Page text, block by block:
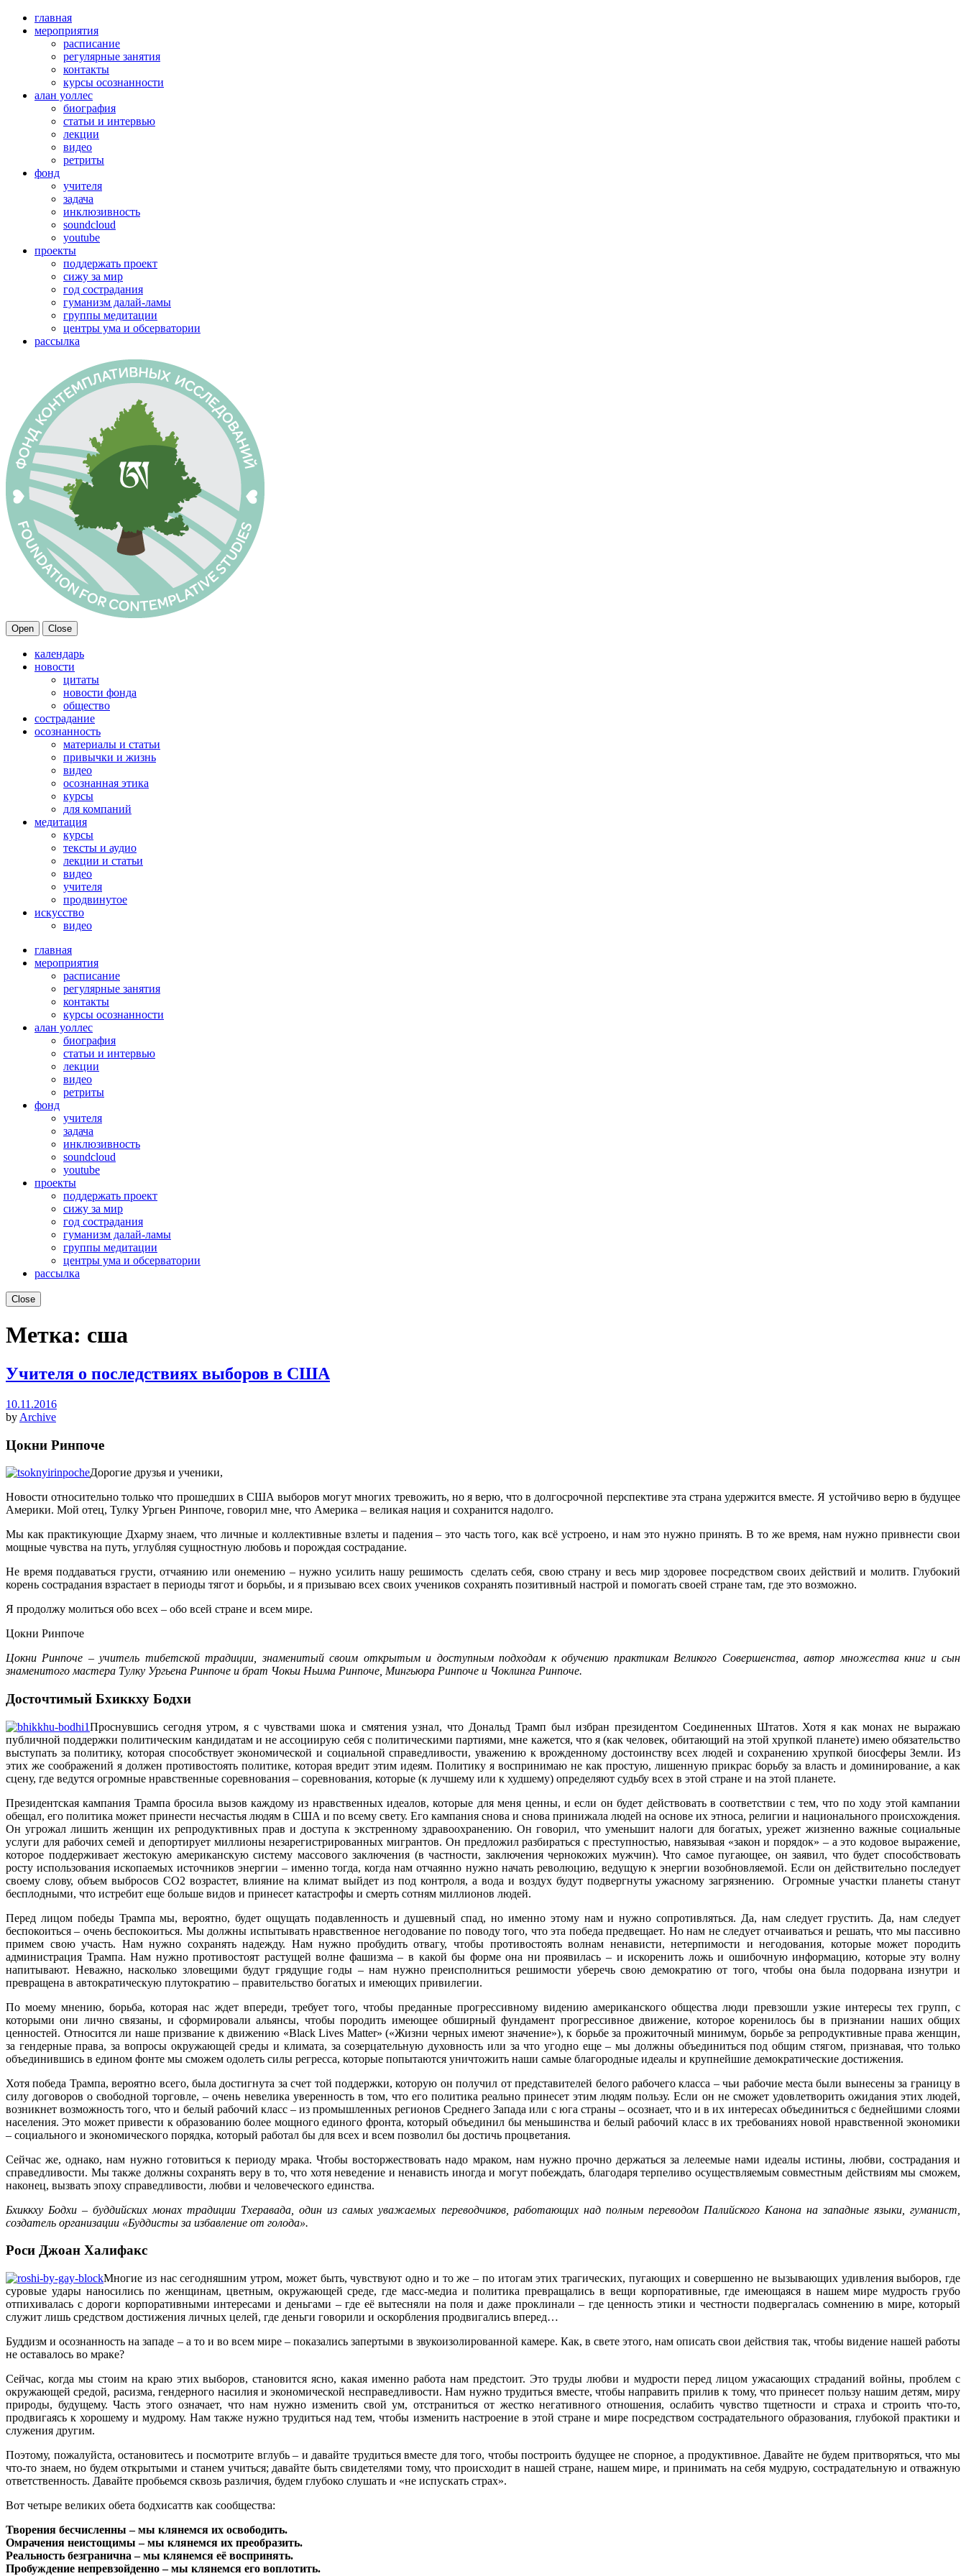
главная
мероприятия
расписание
регулярные занятия
контакты
курсы осознанности
алан уоллес
биография
статьи и интервью
лекции
видео
ретриты
фонд
учителя
задача
инклюзивность
soundcloud
youtube
проекты
поддержать проект
сижу за мир
год сострадания
гуманизм далай-ламы
группы медитации
центры ума и обсерватории
рассылка
Open Close
календарь
новости
цитаты
новости фонда
общество
сострадание
осознанность
материалы и статьи
привычки и жизнь
видео
осознанная этика
курсы
для компаний
медитация
курсы
тексты и аудио
лекции и статьи
видео
учителя
продвинутое
искусство
видео
главная
мероприятия
расписание
регулярные занятия
контакты
курсы осознанности
алан уоллес
биография
статьи и интервью
лекции
видео
ретриты
фонд
учителя
задача
инклюзивность
soundcloud
youtube
проекты
поддержать проект
сижу за мир
год сострадания
гуманизм далай-ламы
группы медитации
центры ума и обсерватории
рассылка
Close
Метка: сша
Учителя о последствиях выборов в США
10.11.2016
by Archive
Цокни Ринпоче
Дорогие друзья и ученики,
Новости относительно только что прошедших в США выборов могут многих тревожить, но я верю, что в долгосрочной перспективе эта страна удержится вместе. Я устойчиво верю в будущее
Америки. Мой отец, Тулку Ургьен Ринпоче, говорил мне, что Америка – великая нация и сохранится надолго.
Мы как практикующие Дхарму знаем, что личные и коллективные взлеты и падения – это часть того, как всё устроено, и нам это нужно принять. В то же время, нам нужно привнести свои
мощные чувства на путь, углубляя сущностную любовь и порождая сострадание.
Не время поддаваться грусти, отчаянию или онемению – нужно усилить нашу решимость сделать себя, свою страну и весь мир здоровее посредством своих действий и молитв. Глубокий
корень сострадания взрастает в периоды тягот и борьбы, и я призываю всех своих учеников сохранять позитивный настрой и помогать своей стране там, где это возможно.
Я продолжу молиться обо всех – обо всей стране и всем мире.
Цокни Ринпоче
Цокни Ринпоче – учитель тибетской традиции, знаменитый своим открытым и доступным подходам к обучению практикам Великого Совершенства, автор множества книг и сын
знаменитого мастера Тулку Ургьена Ринпоче и брат Чокьи Ньима Ринпоче, Мингьюра Ринпоче и Чоклинга Ринпоче.
Досточтимый Бхиккху Бодхи
Проснувшись сегодня утром, я c чувствами шока и смятения узнал, что Дональд Трамп был избран президентом Соединенных Штатов. Хотя я как монах не выражаю
публичной поддержки политическим кандидатам и не ассоциирую себя с политическими партиями, мне кажется, что я (как человек, обитающий на этой хрупкой планете) имею обязательство
выступать за политику, которая способствует экономической и социальной справедливости, уважению к врожденному достоинству всех людей и сохранению хрупкой биосферы Земли. Из
этих же соображений я должен противостоять политике, которая вредит этим идеям. Политику я воспринимаю не как простую, лишенную прикрас борьбу за власть и доминирование, а как
сцену, где ведутся огромные нравственные соревнования – соревнования, которые (к лучшему или к худшему) определяют судьбу всех в этой стране и на этой планете.
Президентская кампания Трампа бросила вызов каждому из нравственных идеалов, которые для меня ценны, и если он будет действовать в соответствии с тем, что по ходу этой кампании
обещал, его политика может принести несчастья людям в США и по всему свету. Его кампания снова и снова принижала людей на основе их этноса, религии и национального происхождения.
Он угрожал лишить женщин их репродуктивных прав и доступа к экстренному здравоохранению. Он говорил, что уменьшит налоги для богатых, урежет жизненно важные социальные
услуги для рабочих семей и депортирует миллионы незарегистрированных мигрантов. Он предложил разбираться с преступностью, навязывая «закон и порядок» – а это кодовое выражение,
которое поддерживает жестокую американскую систему массового заключения (в частности, заключения чернокожих мужчин). Что самое пугающее, он заявил, что будет способствовать
росту использования ископаемых источников энергии – именно тогда, когда нам отчаянно нужно начать революцию, ведущую к энергии возобновляемой. Если он действительно последует
своему слову, объем выбросов CO2 возрастет, влияние на климат выйдет из под контроля, а вода и воздух будут подвергнуты ужасному загрязнению. Огромные участки планеты станут
бесплодными, что истребит еще больше видов и принесет катастрофы и смерть сотням миллионов людей.
Перед лицом победы Трампа мы, вероятно, будет ощущать подавленность и душевный спад, но именно этому нам и нужно сопротивляться. Да, нам следует грустить. Да, нам следует
беспокоиться – очень беспокоиться. Мы должны испытывать нравственное негодование по поводу того, что эта победа предвещает. Но нам не следует отчаиваться и решать, что мы пассивно
примем свою участь. Нам нужно сохранять надежду. Нам нужно пробудить отвагу, чтобы противостоять волнам ненависти, нетерпимости и негодования, которые может породить
администрация Трампа. Нам нужно противостоят растущей волне фашизма – в какой бы форме она ни проявилась – и искоренить ложь и ошибочную информацию, которые эту волну
напитывают. Неважно, насколько зловещими будут грядущие годы – нам нужно преисполниться решимости уберечь свою демократию от того, чтобы она была подорвана изнутри и
превращена в автократическую плутократию – правительство богатых и имеющих привилегии.
По моему мнению, борьба, которая нас ждет впереди, требует того, чтобы преданные прогрессивному видению американского общества люди превзошли узкие интересы тех групп, с
которыми они лично связаны, и сформировали альянсы, чтобы породить имеющее обширный фундамент прогрессивное движение, которое коренилось бы в признании наших общих
ценностей. Относится ли наше призвание к движению «Black Lives Matter» («Жизни черных имеют значение»), к борьбе за прожиточный минимум, борьбе за репродуктивные права женщин,
за гендерные права, за вопросы окружающей среды и климата, за созерцательную духовность или за что угодно еще – мы должны объединиться под общим стягом, признавая, что только
объединившись в едином фонте мы сможем одолеть силы регресса, которые попытаются уничтожить наши самые благородные идеалы и крупнейшие демократические достижения.
Хотя победа Трампа, вероятно всего, была достигнута за счет той поддержки, которую он получил от представителей белого рабочего класса – чьи рабочие места были вынесены за границу в
силу договоров о свободной торговле, – очень невелика уверенность в том, что его политика реально принесет этим людям пользу. Если он не сможет удовлетворить ожидания этих людей,
возникнет возможность того, что и белый рабочий класс – из промышленных регионов Среднего Запада или с юга страны – осознает, что и в их интересах объединиться с беднейшими слоями
населения. Это может привести к образованию более мощного единого фронта, который объединил бы меньшинства и белый рабочий класс в их требованиях новой нравственной экономики
– социального и экономического порядка, который работал бы для всех и всем позволил бы достичь процветания.
Сейчас же, однако, нам нужно готовиться к периоду мрака. Чтобы восторжествовать надо мраком, нам нужно прочно держаться за лелеемые нами идеалы истины, любви, сострадания и
справедливости. Мы также должны сохранять веру в то, что хотя неведение и ненависть иногда и могут побеждать, благодаря терпеливо осуществляемым совместным действиям мы сможем,
наконец, вызвать эпоху справедливости, любви и человеческого единства.
Бхиккху Бодхи – буддийских монах традиции Тхеравада, один из самых уважаемых переводчиков, работающих над полным переводом Палийского Канона на западные языки, гуманист,
создатель организации «Буддисты за избавление от голода».
Роси Джоан Халифакс
Многие из нас сегодняшним утром, может быть, чувствуют одно и то же – по итогам этих трагических, пугающих и совершенно не вызывающих удивления выборов, где
суровые удары наносились по женщинам, цветным, окружающей среде, где масс-медиа и политика превращались в вещи корпоративные, где имеющаяся в нашем мире мудрость грубо
отпихивалась с дороги корпоративными интересами и деньгами – где её вытесняли на поля и даже проклинали – где ценность этики и честности подвергалась сомнению в мире, который
служит лишь средством достижения личных целей, где деньги говорили и оскорбления продвигались вперед…
Буддизм и осознанность на западе – а то и во всем мире – показались запертыми в звукоизолированной камере. Как, в свете этого, нам описать свои действия так, чтобы видение нашей работы
не оставалось во мраке?
Сейчас, когда мы стоим на краю этих выборов, становится ясно, какая именно работа нам предстоит. Это труды любви и мудрости перед лицом ужасающих страданий войны, проблем с
окружающей средой, расизма, гендерного насилия и экономической несправедливости. Нам нужно трудиться вместе, чтобы направить прилив к тому, что принесет пользу нашим детям, миру
природы, будущему. Часть этого означает, что нам нужно изменить свой ум, отстраниться от жестко негативного отношения, ослабить чувство тщетности и страха и строить что-то,
продвигаясь к хорошему и мудрому. Нам также нужно трудиться над тем, чтобы изменить настроение в этой стране и мире посредством сострадательного образования, глубокой практики и
служения другим.
Поэтому, пожалуйста, остановитесь и посмотрите вглубь – и давайте трудиться вместе для того, чтобы построить будущее не спорное, а продуктивное. Давайте не будем притворяться, что мы
что-то знаем, но будем открытыми и станем учиться; давайте быть свидетелями тому, что происходит в нашей стране, нашем мире, и принимать на себя мудрую, сострадательную и отважную
ответственность. Давайте пробьемся сквозь различия, будем глубоко слушать и «не испускать страх».
Вот четыре великих обета бодхисаттв как сообщества:
Творения бесчисленны – мы клянемся их освободить.
Омрачения неистощимы – мы клянемся их преобразить.
Реальность безгранична – мы клянемся её воспринять.
Пробуждение непревзойденно – мы клянемся его воплотить.